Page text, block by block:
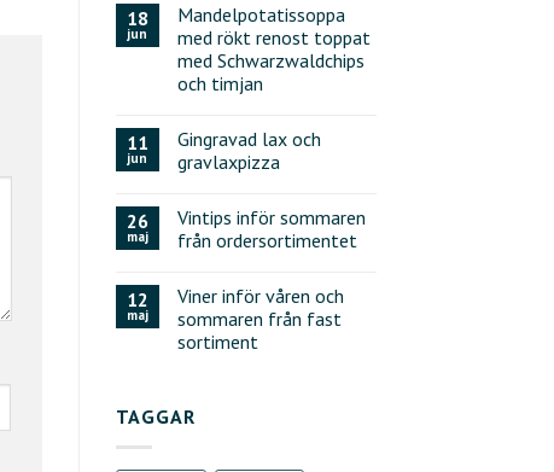
18
jun
Mandelpotatissoppa
med rökt renost toppat
med Schwarzwaldchips
och timjan
11
jun
Gingravad lax och
gravlaxpizza
26
maj
Vintips inför sommaren
från ordersortimentet
12
maj
Viner inför våren och
sommaren från fast
sortiment
TAGGAR